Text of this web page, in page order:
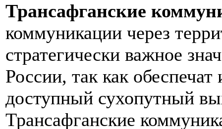
Трансафганские
коммуникации через
стратегически важное
России, так как
доступный сухопутный
Трансафганские